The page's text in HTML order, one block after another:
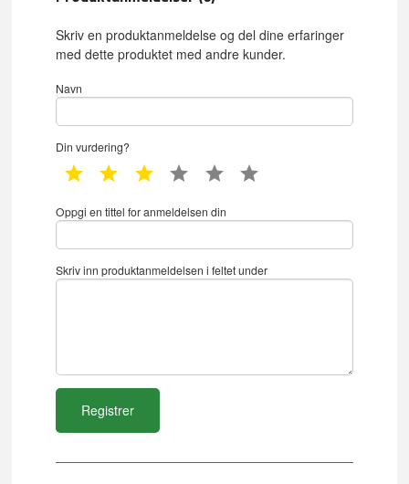
Skriv en produktanmeldelse og del dine erfaringer
med dette produktet med andre kunder.
Navn
Din vurdering?
1 star 2 star 3 star 4 star 5 star
Oppgi en tittel for anmeldelsen din
Skriv inn produktanmeldelsen i feltet under